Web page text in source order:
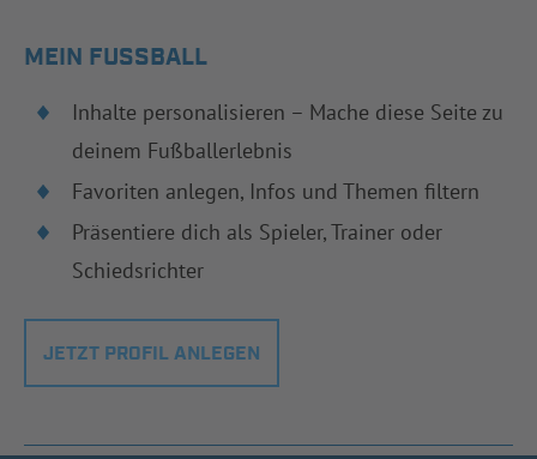
MEIN FUSSBALL
Inhalte personalisieren – Mache diese Seite zu
deinem Fußballerlebnis
Favoriten anlegen, Infos und Themen filtern
Präsentiere dich als Spieler, Trainer oder
Schiedsrichter
JETZT PROFIL ANLEGEN